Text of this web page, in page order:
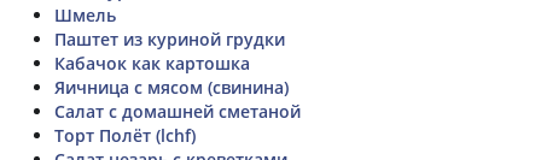
Шмель
Паштет из куриной грудки
Кабачок как картошка
Яичница с мясом (свинина)
Салат с домашней сметаной
Торт Полёт (lchf)